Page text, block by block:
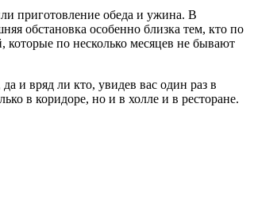
приготовление обеда и ужина. В
обстановка особенно близка тем, кто по
по несколько месяцев не бывают
и вряд ли кто, увидев вас один раз в
в коридоре, но и в холле и в ресторане.